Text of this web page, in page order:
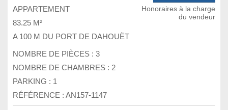
Honoraires à la charge
du vendeur
APPARTEMENT
83.25 M²
A 100 M DU PORT DE DAHOUËT
NOMBRE DE PIÈCES : 3
NOMBRE DE CHAMBRES : 2
PARKING : 1
RÉFÉRENCE : AN157-1147